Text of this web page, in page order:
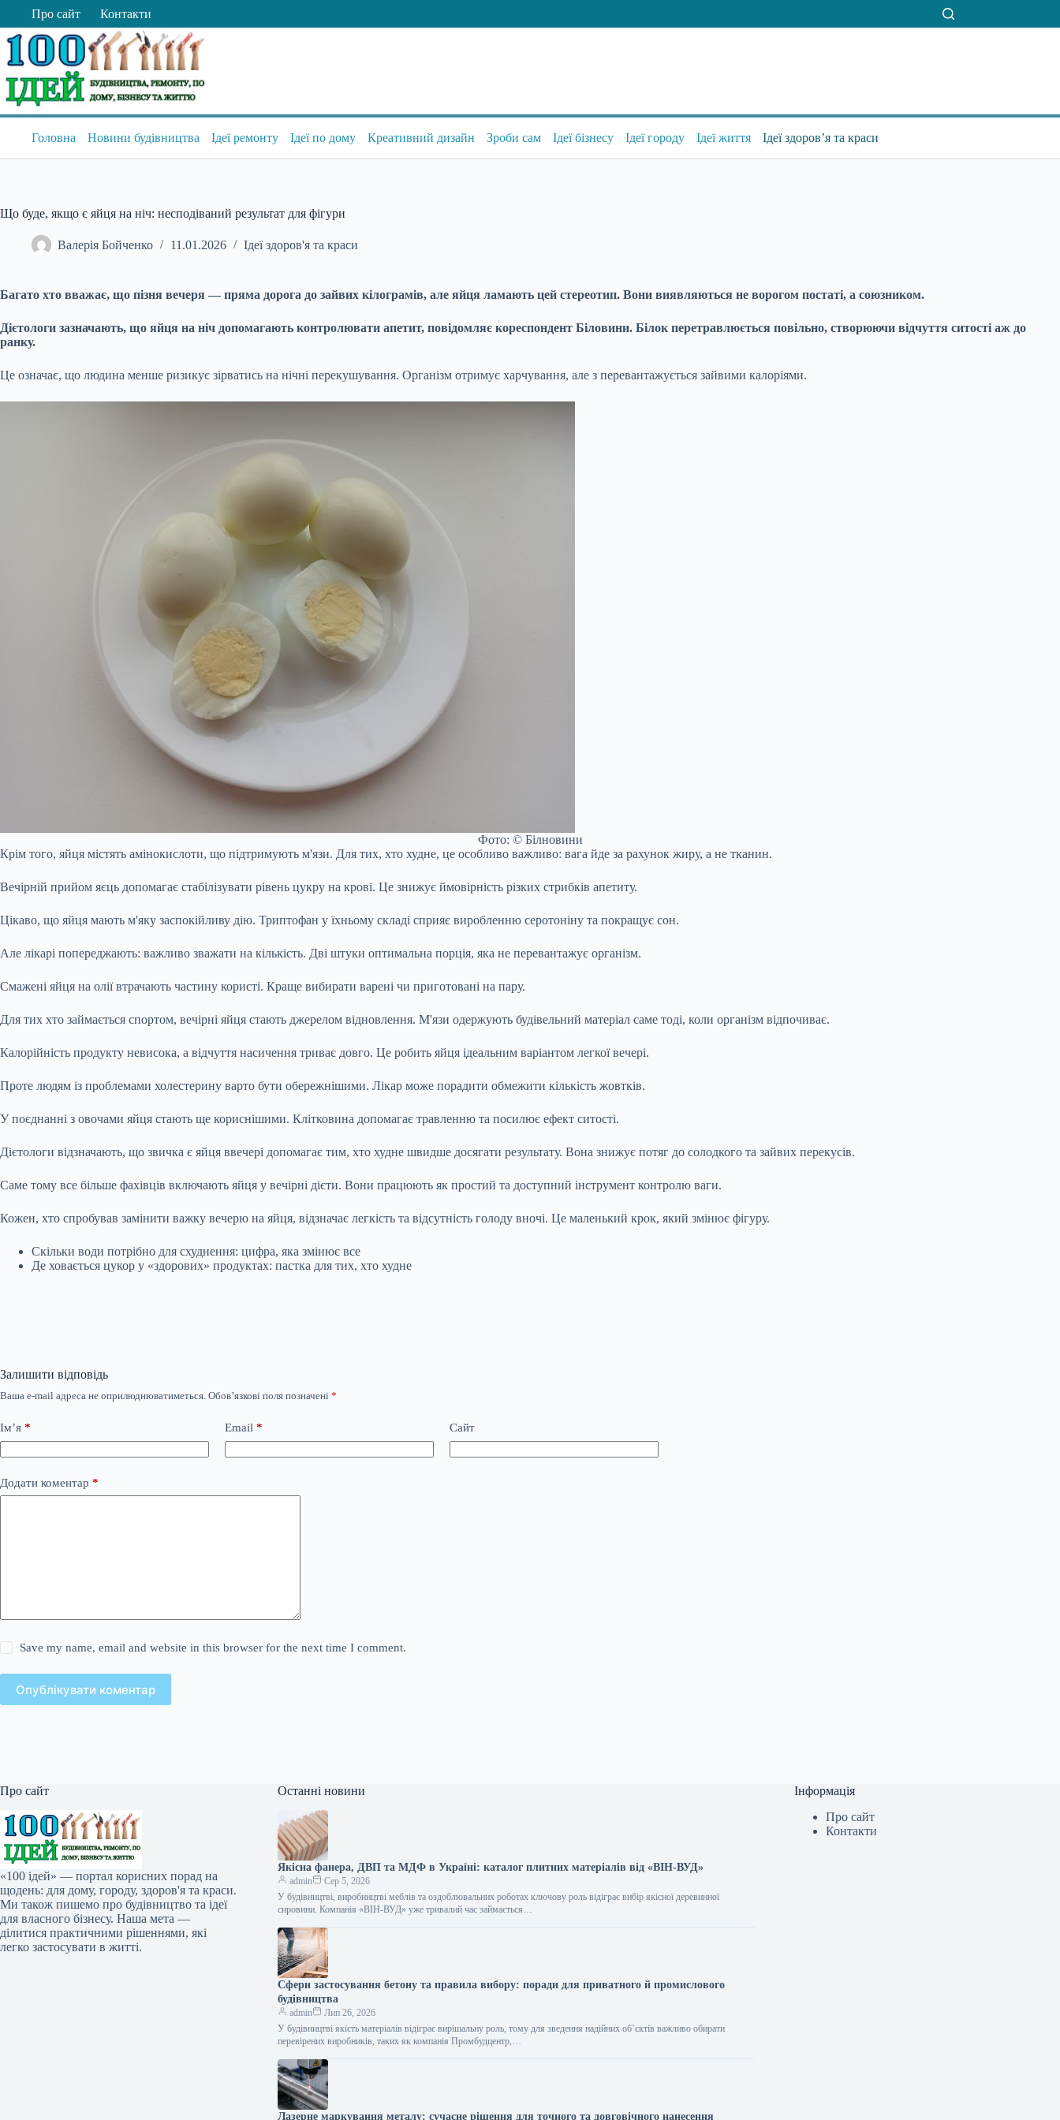
вмісту
Про сайт Контакти
Головна Новини будівництва Ідеї ремонту Ідеї по дому Креативний дизайн Зроби сам Ідеї бізнесу Ідеї городу Ідеї життя Ідеї здоров’я та краси
Що буде, якщо є яйця на ніч: несподіваний результат для фігури
Валерія Бойченко 11.01.2026 Ідеї здоров'я та краси
Багато хто вважає, що пізня вечеря — пряма дорога до зайвих кілограмів, але яйця ламають цей стереотип. Вони виявляються не ворогом постаті, а союзником.
Дієтологи зазначають, що яйця на ніч допомагають контролювати апетит, повідомляє кореспондент Біловини. Білок перетравлюється повільно, створюючи відчуття ситості аж до
ранку.
Це означає, що людина менше ризикує зірватись на нічні перекушування. Організм отримує харчування, але з перевантажується зайвими калоріями.
Фото: © Білновини
Крім того, яйця містять амінокислоти, що підтримують м'язи. Для тих, хто худне, це особливо важливо: вага йде за рахунок жиру, а не тканин.
Вечірній прийом яєць допомагає стабілізувати рівень цукру на крові. Це знижує ймовірність різких стрибків апетиту.
Цікаво, що яйця мають м'яку заспокійливу дію. Триптофан у їхньому складі сприяє виробленню серотоніну та покращує сон.
Але лікарі попереджають: важливо зважати на кількість. Дві штуки оптимальна порція, яка не перевантажує організм.
Смажені яйця на олії втрачають частину користі. Краще вибирати варені чи приготовані на пару.
Для тих хто займається спортом, вечірні яйця стають джерелом відновлення. М'язи одержують будівельний матеріал саме тоді, коли організм відпочиває.
Калорійність продукту невисока, а відчуття насичення триває довго. Це робить яйця ідеальним варіантом легкої вечері.
Проте людям із проблемами холестерину варто бути обережнішими. Лікар може порадити обмежити кількість жовтків.
У поєднанні з овочами яйця стають ще кориснішими. Клітковина допомагає травленню та посилює ефект ситості.
Дієтологи відзначають, що звичка є яйця ввечері допомагає тим, хто худне швидше досягати результату. Вона знижує потяг до солодкого та зайвих перекусів.
Саме тому все більше фахівців включають яйця у вечірні дієти. Вони працюють як простий та доступний інструмент контролю ваги.
Кожен, хто спробував замінити важку вечерю на яйця, відзначає легкість та відсутність голоду вночі. Це маленький крок, який змінює фігуру.
Скільки води потрібно для схуднення: цифра, яка змінює все
Де ховається цукор у «здорових» продуктах: пастка для тих, хто худне
Залишити відповідь
Ваша e-mail адреса не оприлюднюватиметься. Обов’язкові поля позначені *
Ім’я * Email * Сайт
Додати коментар *
Save my name, email and website in this browser for the next time I comment.
Опублікувати коментар
Про сайт
«100 ідей» — портал корисних порад на
щодень: для дому, городу, здоров'я та краси.
Ми також пишемо про будівництво та ідеї
для власного бізнесу. Наша мета —
ділитися практичними рішеннями, які
легко застосувати в житті.
Останні новини
Якісна фанера, ДВП та МДФ в Україні: каталог плитних матеріалів від «ВІН-ВУД»
admin
Сер 5, 2026
У будівництві, виробництві меблів та оздоблювальних роботах ключову роль відіграє вибір якісної деревинної
сировини. Компанія «ВІН-ВУД» уже тривалий час займається…
Сфери застосування бетону та правила вибору: поради для приватного й промислового
будівництва
admin
Лип 26, 2026
У будівництві якість матеріалів відіграє вирішальну роль, тому для зведення надійних об’єктів важливо обирати
перевірених виробників, таких як компанія Промбудцентр,…
Лазерне маркування металу: сучасне рішення для точного та довговічного нанесення
Інформація
Про сайт
Контакти